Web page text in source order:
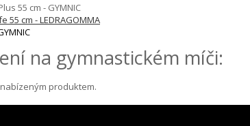
55 cm - GYMNIC
55 cm - LEDRAGOMMA
na gymnastickém míči:
produktem.